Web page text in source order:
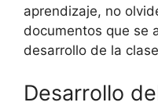
aprendizaje, no
documentos que se
desarrollo de la
Desarrollo